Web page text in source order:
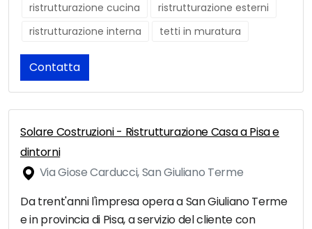
ristrutturazione cucina
ristrutturazione esterni
ristrutturazione interna
tetti in muratura
Contatta
Solare Costruzioni - Ristrutturazione Casa a Pisa e
dintorni
Via Giose Carducci, San Giuliano Terme
Da trent'anni l'impresa opera a San Giuliano Terme
e in provincia di Pisa, a servizio del cliente con